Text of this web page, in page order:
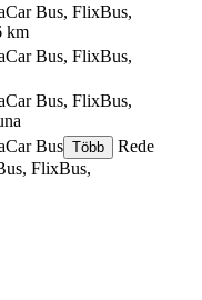
Bus, FlixBus,
km
Bus, FlixBus,
Bus, FlixBus,
Bus Több
Rede
FlixBus,